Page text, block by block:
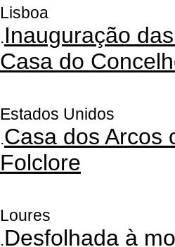
Lisboa
.Inauguração
Casa do
Estados Unidos
.Casa dos Arcos
Folclore
Loures
.Desfolhada à